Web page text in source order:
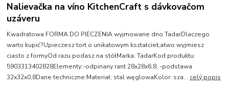
Nalievačka na víno KitchenCraft s dávkovačom
uzáveru
Kwadratowa FORMA DO PIECZENIA wyjmowane dno TadarDlaczego
warto kupić?Upieczesz tort o unikatowym kształcieŁatwo wyjmiesz
ciasto z formyOd razu podasz na stółMarka: TadarKod produktu:
5903313402828Elementy:-odpinany rant 28x28x6,8, -podstawa
32x32x0,8Dane techniczne:Materiał: stal węglowaKolor: sza... celý popis